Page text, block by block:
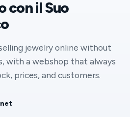
con il Suo
jewelry online without
with a webshop that always
prices, and customers.